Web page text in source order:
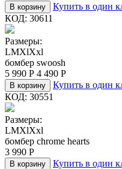
В корзину
Купить в один
КОД: 30611
Размеры:
LMXlXxl
бомбер swoosh
5 990 Р 4 490 Р
В корзину
Купить в один
КОД: 30551
Размеры:
LMXlXxl
бомбер chrome hearts
3 990 Р
В корзину
Купить в один